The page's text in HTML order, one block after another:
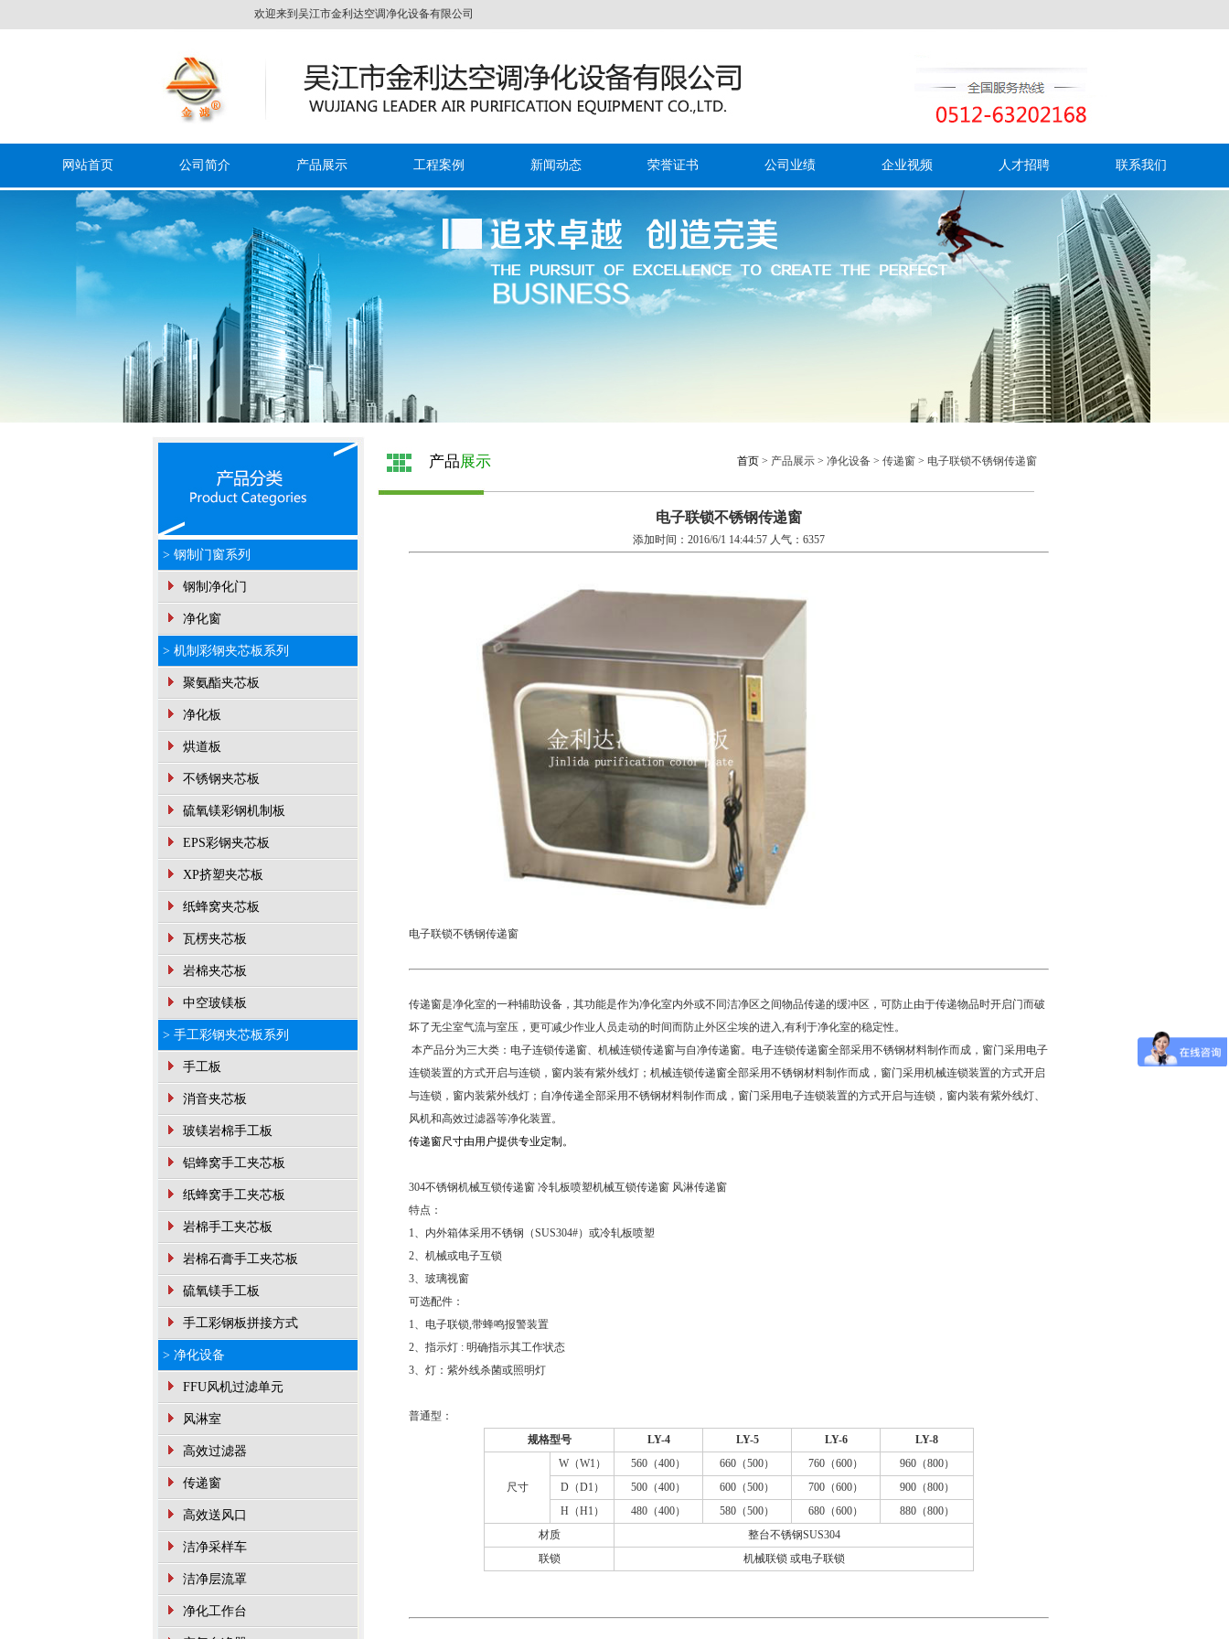
欢迎来到吴江市金利达空调净化设备有限公司
网站首页 公司简介 产品展示 工程案例 新闻动态 荣誉证书 公司业绩 企业视频 人才招聘 联系我们
> 钢制门窗系列
钢制净化门
净化窗
> 机制彩钢夹芯板系列
聚氨酯夹芯板
净化板
烘道板
不锈钢夹芯板
硫氧镁彩钢机制板
EPS彩钢夹芯板
XP挤塑夹芯板
纸蜂窝夹芯板
瓦楞夹芯板
岩棉夹芯板
中空玻镁板
> 手工彩钢夹芯板系列
手工板
消音夹芯板
玻镁岩棉手工板
铝蜂窝手工夹芯板
纸蜂窝手工夹芯板
岩棉手工夹芯板
岩棉石膏手工夹芯板
硫氧镁手工板
手工彩钢板拼接方式
> 净化设备
FFU风机过滤单元
风淋室
高效过滤器
传递窗
高效送风口
洁净采样车
洁净层流罩
净化工作台
产品展示 首页 > 产品展示 > 净化设备 > 传递窗 > 电子联锁不锈钢传递窗
电子联锁不锈钢传递窗
添加时间：2016/6/1 14:44:57 人气：6357
电子联锁不锈钢传递窗
传递窗是净化室的一种辅助设备，其功能是作为净化室内外或不同洁净区之间物品传递的缓冲区，可防止由于传递物品时开启门而破
坏了无尘室气流与室压，更可减少作业人员走动的时间而防止外区尘埃的进入,有利于净化室的稳定性。
本产品分为三大类：电子连锁传递窗、机械连锁传递窗与自净传递窗。电子连锁传递窗全部采用不锈钢材料制作而成，窗门采用电子
连锁装置的方式开启与连锁，窗内装有紫外线灯；机械连锁传递窗全部采用不锈钢材料制作而成，窗门采用机械连锁装置的方式开启
与连锁，窗内装紫外线灯；自净传递全部采用不锈钢材料制作而成，窗门采用电子连锁装置的方式开启与连锁，窗内装有紫外线灯、
风机和高效过滤器等净化装置。
传递窗尺寸由用户提供专业定制。
304不锈钢机械互锁传递窗 冷轧板喷塑机械互锁传递窗 风淋传递窗
特点：
1、内外箱体采用不锈钢（SUS304#）或冷轧板喷塑
2、机械或电子互锁
3、玻璃视窗
可选配件：
1、电子联锁,带蜂鸣报警装置
2、指示灯 : 明确指示其工作状态
3、灯：紫外线杀菌或照明灯
普通型：
规格型号
LY-4 LY-5 LY-6 LY-8
尺寸
W（W1） 560（400） 660（500） 760（600）
960（800）
D（D1）
500（400） 600（500） 700（600）
900（800）
H（H1）
480（400） 580（500） 680（600）
880（800）
材质
整台不锈钢SUS304
联锁
机械联锁 或电子联锁